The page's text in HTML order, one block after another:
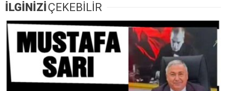
İLGİNİZİÇEKEBİLİR